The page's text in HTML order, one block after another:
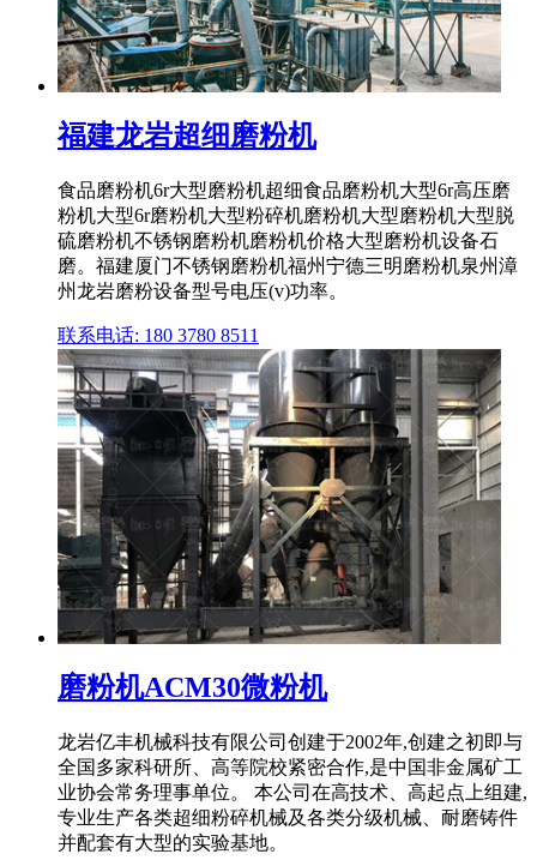
福建龙岩超细磨粉机
食品磨粉机6r大型磨粉机超细食品磨粉机大型6r高压磨
粉机大型6r磨粉机大型粉碎机磨粉机大型磨粉机大型脱
硫磨粉机不锈钢磨粉机磨粉机价格大型磨粉机设备石
磨。福建厦门不锈钢磨粉机福州宁德三明磨粉机泉州漳
州龙岩磨粉设备型号电压(v)功率。
联系电话: 180 3780 8511
磨粉机ACM30微粉机
龙岩亿丰机械科技有限公司创建于2002年,创建之初即与
全国多家科研所、高等院校紧密合作,是中国非金属矿工
业协会常务理事单位。 本公司在高技术、高起点上组建,
专业生产各类超细粉碎机械及各类分级机械、耐磨铸件
并配套有大型的实验基地。